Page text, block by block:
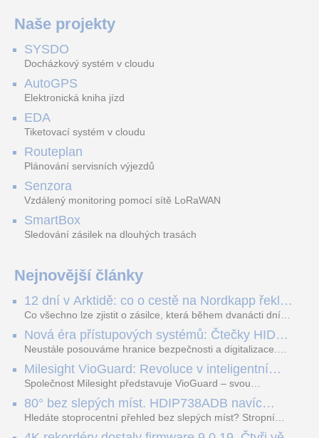
Naše projekty
SYSDO
Docházkový systém v cloudu
AutoGPS
Elektronická kniha jízd
EDA
Tiketovací systém v cloudu
Routeplan
Plánování servisních výjezdů
Senzora
Vzdálený monitoring pomocí sítě LoRaWAN
SmartBox
Sledování zásilek na dlouhých trasách
Nejnovější články
12 dní v Arktidě: co o cestě na Nordkapp řekla
data ze SMARTBOX 2 MAX
Co všechno lze zjistit o zásilce, která během dvanácti dní
projede Arktidou? SMARTBOX 2 MAX jsme vzali na trasu z
Tromsø přes Lofoty, Kirunu a finské Laponsko až na
Nordkapp. Bez jediného dobití, v mrazu až −13 °C a mimo
otřesy i náklon. Výsledkem není jen čára na mapě, ale
podrobný datový příběh celé cesty.
Nová éra přístupových systémů: Čtečky HID
Signo
Neustále posouváme hranice bezpečnosti a digitalizace.
v oblasti kontroly přístupu – moderní a vysoce univerzální
čtečky HID Signo.
Milesight VioGuard: Revoluce v inteligentní
detekci dopravních přestupků
Společnost Milesight představuje VioGuard – svou
dopravních přestupků. Tento systém, poháněný
sofistikovanými algoritmy umělé inteligence (AI), je navržen
tak, aby poskytoval komplexní nástroje pro vymáhání
80° bez slepých míst. HDIP738ADB navíc
streamuje na YouTube – bez PC.
Hledáte stoprocentní přehled bez slepých míst? Stropní
panoramatická kamera HDIP738ADB skládá obraz ze dvou